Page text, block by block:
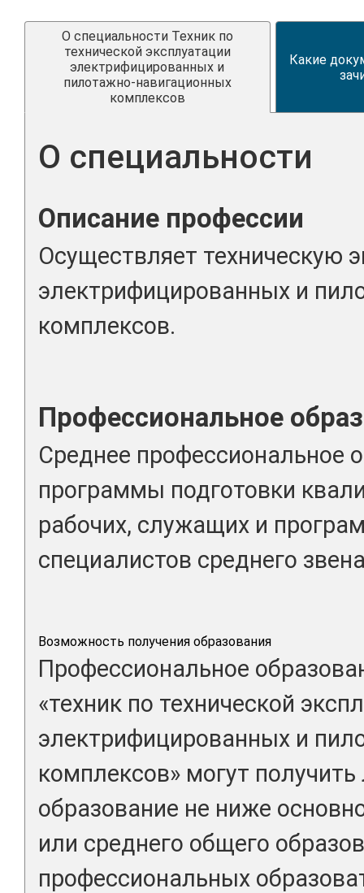
О специальности Техник по
технической эксплуатации
электрифицированных и
пилотажно-навигационных
комплексов
Какие
О специальности
Описание профессии
Осуществляет техническую
электрифицированных и
комплексов.
Профессиональное
Среднее профессиональное
программы подготовки
рабочих, служащих и
специалистов среднего
Возможность получения образования
Профессиональное
«техник по технической
электрифицированных и
комплексов» могут
образование не ниже
или среднего общего
профессиональных